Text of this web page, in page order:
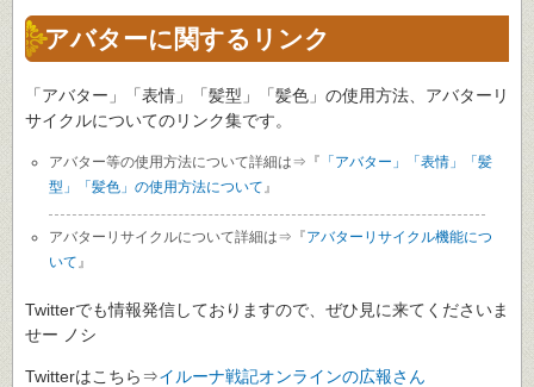
アバターに関するリンク
「アバター」「表情」「髪型」「髪色」の使用方法、アバターリ
サイクルについてのリンク集です。
アバター等の使用方法について詳細は⇒『 「アバター」「表情」「髪
型」「髪色」の使用方法について 』
アバターリサイクルについて詳細は⇒『アバターリサイクル機能につ
いて 』
Twitterでも情報発信しておりますので、ぜひ見に来てくださいま
せー ノシ
Twitterはこちら⇒イルーナ戦記オンラインの広報さん